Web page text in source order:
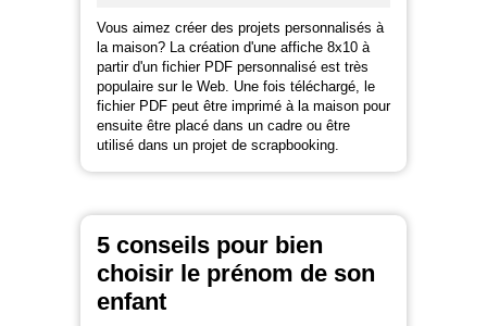
Vous aimez créer des projets personnalisés à
la maison? La création d'une affiche 8x10 à
partir d'un fichier PDF personnalisé est très
populaire sur le Web. Une fois téléchargé, le
fichier PDF peut être imprimé à la maison pour
ensuite être placé dans un cadre ou être
utilisé dans un projet de scrapbooking.
5 conseils pour bien
choisir le prénom de son
enfant